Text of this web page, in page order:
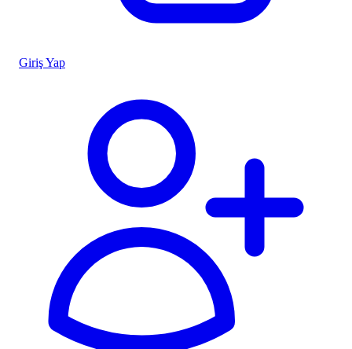
Giriş Yap